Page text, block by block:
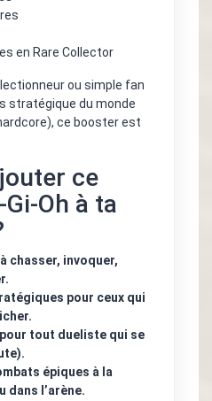
en Rare Collector
ou simple fan
stratégique du monde
ce booster est
ce
Oh à ta
chasser, invoquer,
pour ceux qui
tout dueliste qui se
épiques à la
dans l’arène.